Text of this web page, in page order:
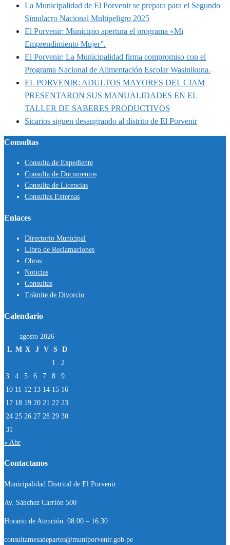
La Municipalidad de El Porvenir se prepara para el Segundo
Simulacro Nacional Multipeligro 2025
El Porvenir: Municipio apertura el programa «Mi
Emprendimiento Mujer”.
El Porvenir: La Municipalidad firma compromiso con el
Programa Nacional de Alimentación Escolar Wasinikuna.
EL PORVENIR: ADULTOS MAYORES DEL CIAM
PRESENTARON SUS MANUALIDADES EN EL
TALLER DE SABERES PRODUCTIVOS
Sicarios siguen desangrando al distrito de El Porvenir
Consultas
Consulta de Expediente
Consulta de Documentos
Consulta de Licencias
Consultas Externas
Enlaces
Directorio Municipal
Libro de Reclamaciones
Obras
Noticias
Consultas
Trámite de Divorcio
Calendario
agosto 2026
L M X J V S D
1
2
3
4 5 6 7 8
9
10 11 12 13 14 15 16
17 18 19 20 21 22 23
24 25 26 27 28 29 30
31
« Abr
Contactanos
Municipalidad Distrital de El Porvenir
Av. Sánchez Carrión 500
Horario de Atención: 08:00 – 16:30
consultamesadepartes@muniporvenir.gob.pe